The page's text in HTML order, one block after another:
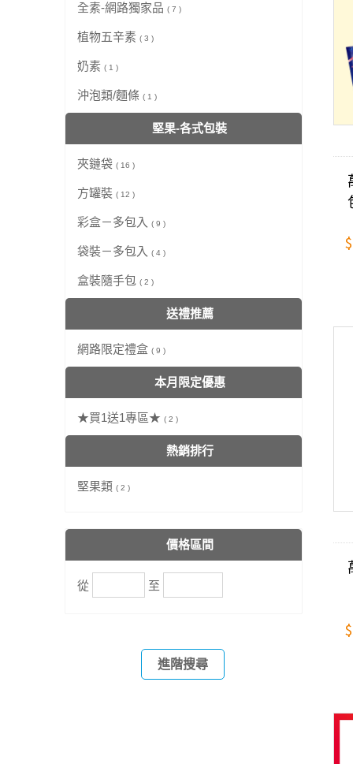
全素-網路獨家品 ( 7 )
植物五辛素 ( 3 )
奶素 ( 1 )
沖泡類/麵條 ( 1 )
堅果-各式包裝
夾鏈袋 ( 16 )
方罐裝 ( 12 )
彩盒－多包入 ( 9 )
袋裝－多包入 ( 4 )
盒裝隨手包 ( 2 )
送禮推薦
網路限定禮盒 ( 9 )
本月限定優惠
★買1送1專區★ ( 2 )
熱銷排行
堅果類 ( 2 )
價格區間
從 至
進階搜尋